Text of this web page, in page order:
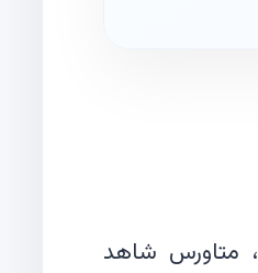
در سال ۲۰۲۴، متاورس شاهد